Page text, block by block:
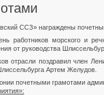
ССЗ» награждены
работников морского и
от руководства
отрасли поздравил член
Артем Желудов.
почетными грамотами